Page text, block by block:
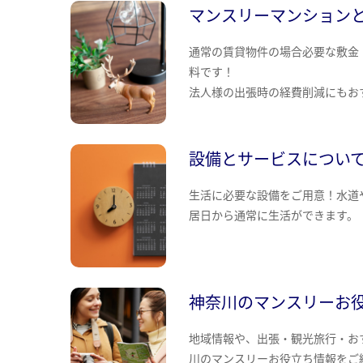
マンスリーマンション
通常の賃貸物件の場合必要な敷
料です！
法人様の出張時の経費削減にもお
設備とサービスについ
生活に必要な設備をご用意！水
居日から通常に生活ができます。
神奈川のマンスリーお
地域情報や、出張・観光旅行・
川のマンスリーお役立ち情報をご